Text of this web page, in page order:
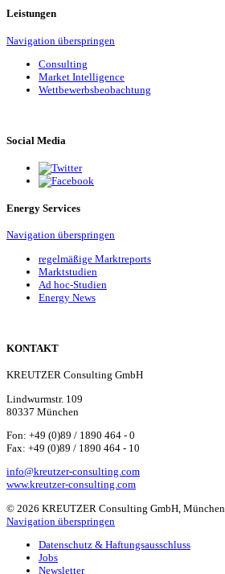
Leistungen
Navigation überspringen
Consulting
Market Intelligence
Wettbewerbs­beobachtung
Social Media
Energy Services
Navigation überspringen
regelmäßige Marktreports
Marktstudien
Ad hoc-Studien
Energy News
KONTAKT
KREUTZER Consulting GmbH
Lindwurmstr. 109
80337 München
Fon: +49 (0)89 / 1890 464 - 0
Fax: +49 (0)89 / 1890 464 - 10
info@kreutzer-consulting.com
www.kreutzer-consulting.com
© 2026 KREUTZER Consulting GmbH, München
Navigation überspringen
Datenschutz & Haftungsausschluss
Jobs
Newsletter